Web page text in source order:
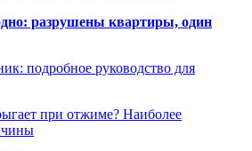
разрушены квартиры, один
подробное руководство для
при отжиме? Наиболее